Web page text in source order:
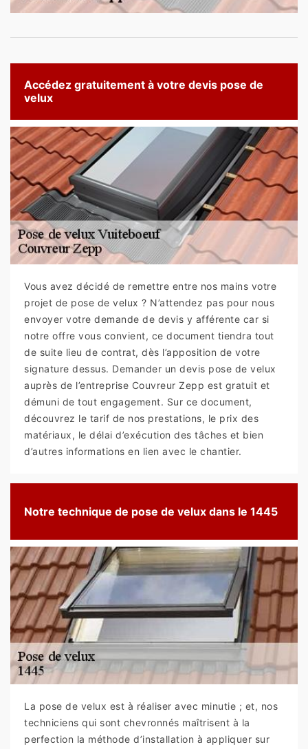
Accédez gratuitement à votre devis pose de
velux
Vous avez décidé de remettre entre nos mains votre
projet de pose de velux ? N’attendez pas pour nous
envoyer votre demande de devis y afférente car si
notre offre vous convient, ce document tiendra tout
de suite lieu de contrat, dès l’apposition de votre
signature dessus. Demander un devis pose de velux
auprès de l’entreprise Couvreur Zepp est gratuit et
démuni de tout engagement. Sur ce document,
découvrez le tarif de nos prestations, le prix des
matériaux, le délai d’exécution des tâches et bien
d’autres informations en lien avec le chantier.
Notre technique de pose de velux dans le 1445
La pose de velux est à réaliser avec minutie ; et, nos
techniciens qui sont chevronnés maîtrisent à la
perfection la méthode d’installation à appliquer sur